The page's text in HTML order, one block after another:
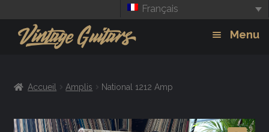
Français
Menu
Amplis
Effets
Accueil Amplis National 1212 Amp